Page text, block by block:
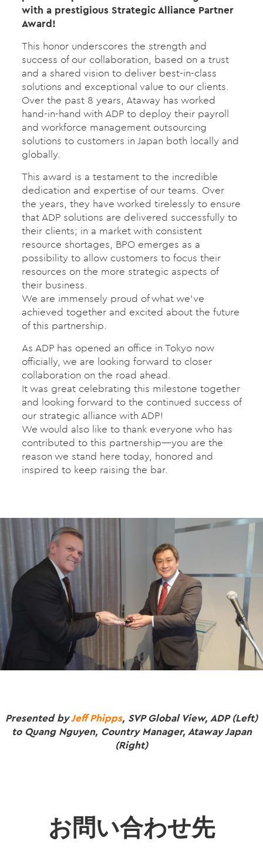
with a prestigious Strategic Alliance Partner
Award!
This honor underscores the strength and
success of our collaboration, based on a trust
and a shared vision to deliver best-in-class
solutions and exceptional value to our clients.
Over the past 8 years, Ataway has worked
hand-in-hand with ADP to deploy their payroll
and workforce management outsourcing
solutions to customers in Japan both locally and
globally.
This award is a testament to the incredible
dedication and expertise of our teams. Over
the years, they have worked tirelessly to ensure
that ADP solutions are delivered successfully to
their clients; in a market with consistent
resource shortages, BPO emerges as a
possibility to allow customers to focus their
resources on the more strategic aspects of
their business.
We are immensely proud of what we’ve
achieved together and excited about the future
of this partnership.
As ADP has opened an office in Tokyo now
officially, we are looking forward to closer
collaboration on the road ahead.
It was great celebrating this milestone together
and looking forward to the continued success of
our strategic alliance with ADP!
We would also like to thank everyone who has
contributed to this partnership—you are the
reason we stand here today, honored and
inspired to keep raising the bar.
Presented byJeff Phipps, SVP Global View, ADP (Left)
to Quang Nguyen, Country Manager, Ataway Japan
(Right)
お問い合わせ先